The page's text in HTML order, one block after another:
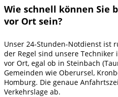
Wie schnell können Sie
vor Ort sein?
Unser 24-Stunden-Notdienst ist
der Regel sind unsere
vor Ort, egal ob in Steinbach
Gemeinden wie Oberursel,
Homburg. Die genaue
Verkehrslage ab.